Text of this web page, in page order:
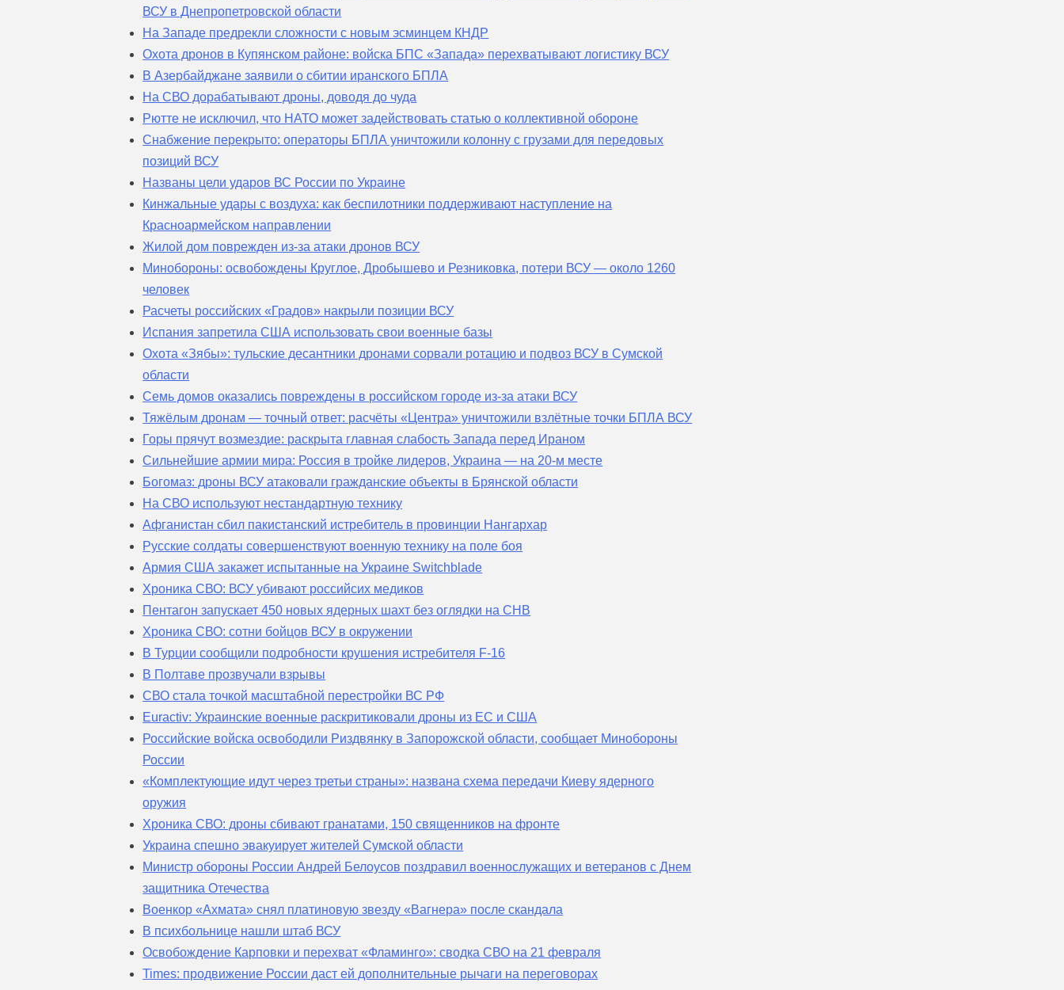
ВСУ в Днепропетровской области
На Западе предрекли сложности с новым эсминцем КНДР
Охота дронов в Купянском районе: войска БПС «Запада» перехватывают логистику ВСУ
В Азербайджане заявили о сбитии иранского БПЛА
На СВО дорабатывают дроны, доводя до чуда
Рютте не исключил, что НАТО может задействовать статью о коллективной обороне
Снабжение перекрыто: операторы БПЛА уничтожили колонну с грузами для передовых
позиций ВСУ
Названы цели ударов ВС России по Украине
Кинжальные удары с воздуха: как беспилотники поддерживают наступление на
Красноармейском направлении
Жилой дом поврежден из-за атаки дронов ВСУ
Минобороны: освобождены Круглое, Дробышево и Резниковка, потери ВСУ — около 1260
человек
Расчеты российских «Градов» накрыли позиции ВСУ
Испания запретила США использовать свои военные базы
Охота «Зябы»: тульские десантники дронами сорвали ротацию и подвоз ВСУ в Сумской
области
Семь домов оказались повреждены в российском городе из-за атаки ВСУ
Тяжёлым дронам — точный ответ: расчёты «Центра» уничтожили взлётные точки БПЛА ВСУ
Горы прячут возмездие: раскрыта главная слабость Запада перед Ираном
Сильнейшие армии мира: Россия в тройке лидеров, Украина — на 20-м месте
Богомаз: дроны ВСУ атаковали гражданские объекты в Брянской области
На СВО используют нестандартную технику
Афганистан сбил пакистанский истребитель в провинции Нангархар
Русские солдаты совершенствуют военную технику на поле боя
Армия США закажет испытанные на Украине Switchblade
Хроника СВО: ВСУ убивают российсих медиков
Пентагон запускает 450 новых ядерных шахт без оглядки на СНВ
Хроника СВО: сотни бойцов ВСУ в окружении
В Турции сообщили подробности крушения истребителя F-16
В Полтаве прозвучали взрывы
СВО стала точкой масштабной перестройки ВС РФ
Euractiv: Украинские военные раскритиковали дроны из ЕС и США
Российские войска освободили Риздвянку в Запорожской области, сообщает Минобороны
России
«Комплектующие идут через третьи страны»: названа схема передачи Киеву ядерного
оружия
Хроника СВО: дроны сбивают гранатами, 150 священников на фронте
Украина спешно эвакуирует жителей Сумской области
Министр обороны России Андрей Белоусов поздравил военнослужащих и ветеранов с Днем
защитника Отечества
Военкор «Ахмата» снял платиновую звезду «Вагнера» после скандала
В психбольнице нашли штаб ВСУ
Освобождение Карповки и перехват «Фламинго»: сводка СВО на 21 февраля
Times: продвижение России даст ей дополнительные рычаги на переговорах